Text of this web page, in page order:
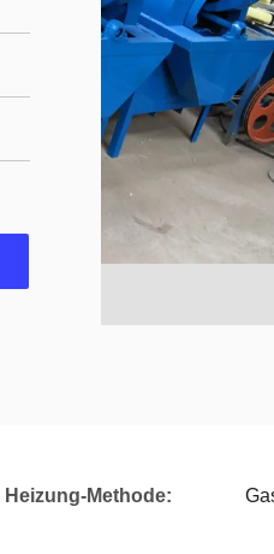
Heizung-Methode: